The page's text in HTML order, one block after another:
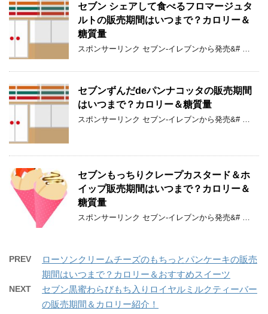
セブン シェアして食べるフロマージュタ
ルトの販売期間はいつまで？カロリー＆
糖質量
スポンサーリンク セブン-イレブンから発売&# …
セブンずんだdeパンナコッタの販売期間
はいつまで？カロリー＆糖質量
スポンサーリンク セブン-イレブンから発売&# …
セブンもっちりクレープカスタード＆ホ
イップ販売期間はいつまで？カロリー＆
糖質量
スポンサーリンク セブン-イレブンから発売&# …
PREV
ローソンクリームチーズのもちっとパンケーキの販売
期間はいつまで？カロリー＆おすすめスイーツ
NEXT
セブン黒蜜わらびもち入りロイヤルミルクティーバー
の販売期間＆カロリー紹介！